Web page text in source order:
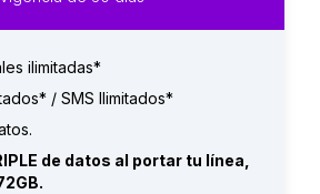
ilimitadas*
/ SMS Ilimitados*
de datos al portar tu línea,